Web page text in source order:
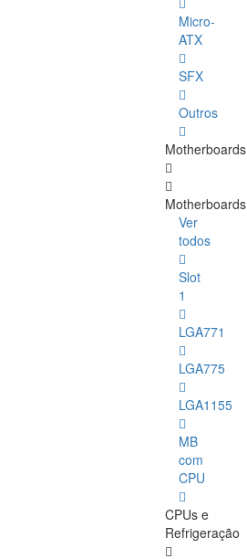
Micro-
ATX
SFX
Outros
Motherboards
Motherboards
Ver
todos
Slot
1
LGA771
LGA775
LGA1155
MB
com
CPU
CPUs e
Refrigeração